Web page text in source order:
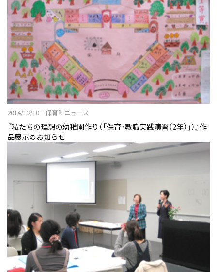
2014/12/10 保育科ニュース
『私たちの理想の幼稚園作り（「保育･教職実践演習（2年）」）』作
品展示のお知らせ